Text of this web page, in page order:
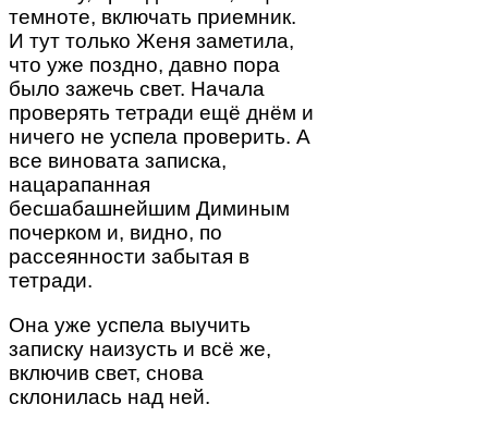
темноте, включать приемник.
И тут только Женя заметила,
что уже поздно, давно пора
было зажечь свет. Начала
проверять тетради ещё днём и
ничего не успела проверить. А
все виновата записка,
нацарапанная
бесшабашнейшим Диминым
почерком и, видно, по
рассеянности забытая в
тетради.
Она уже успела выучить
записку наизусть и всё же,
включив свет, снова
склонилась над ней.